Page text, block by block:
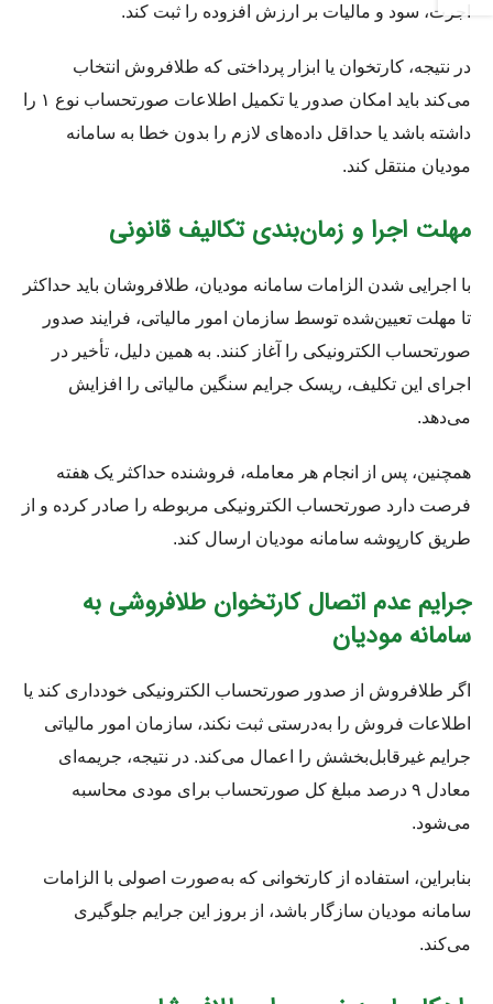
اجرت، سود و مالیات بر ارزش افزوده را ثبت کند.
در نتیجه، کارتخوان یا ابزار پرداختی که طلافروش انتخاب
می‌کند باید امکان صدور یا تکمیل اطلاعات صورتحساب نوع ۱ را
داشته باشد یا حداقل داده‌های لازم را بدون خطا به سامانه
مودیان منتقل کند.
مهلت اجرا و زمان‌بندی تکالیف قانونی
با اجرایی شدن الزامات سامانه مودیان، طلافروشان باید حداکثر
تا مهلت تعیین‌شده توسط سازمان امور مالیاتی، فرایند صدور
صورتحساب الکترونیکی را آغاز کنند. به همین دلیل، تأخیر در
اجرای این تکلیف، ریسک جرایم سنگین مالیاتی را افزایش
می‌دهد.
همچنین، پس از انجام هر معامله، فروشنده حداکثر یک هفته
فرصت دارد صورتحساب الکترونیکی مربوطه را صادر کرده و از
طریق کارپوشه سامانه مودیان ارسال کند.
جرایم عدم اتصال کارتخوان طلافروشی به
سامانه مودیان
اگر طلافروش از صدور صورتحساب الکترونیکی خودداری کند یا
اطلاعات فروش را به‌درستی ثبت نکند، سازمان امور مالیاتی
جرایم غیرقابل‌بخشش را اعمال می‌کند. در نتیجه، جریمه‌ای
معادل ۹ درصد مبلغ کل صورتحساب برای مودی محاسبه
می‌شود.
بنابراین، استفاده از کارتخوانی که به‌صورت اصولی با الزامات
سامانه مودیان سازگار باشد، از بروز این جرایم جلوگیری
می‌کند.